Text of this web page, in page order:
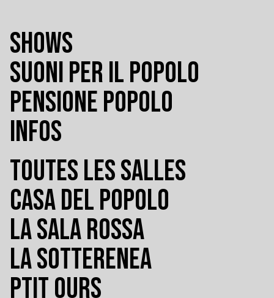
SHOWS
SUONI PER IL POPOLO
PENSIONE POPOLO
INFOS
TOUTES LES SALLES
CASA DEL POPOLO
LA SALA ROSSA
LA SOTTERENEA
PTIT OURS